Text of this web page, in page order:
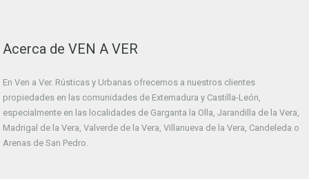
Acerca de VEN A VER
En Ven a Ver. Rústicas y Urbanas ofrecemos a nuestros clientes
propiedades en las comunidades de Extemadura y Castilla-León,
especialmente en las localidades de Garganta la Olla, Jarandilla de la Vera,
Madrigal de la Vera, Valverde de la Vera, Villanueva de la Vera, Candeleda o
Arenas de San Pedro.